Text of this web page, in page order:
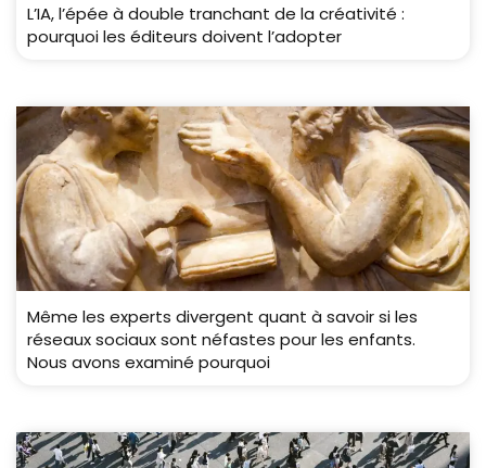
L’IA, l’épée à double tranchant de la créativité :
pourquoi les éditeurs doivent l’adopter
Même les experts divergent quant à savoir si les
réseaux sociaux sont néfastes pour les enfants.
Nous avons examiné pourquoi